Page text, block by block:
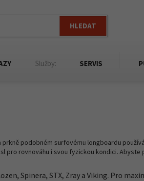
HLEDAT
Služby: SERVIS
podobném surfovému longboardu
rovnováhu i svou fyzickou kondici.
Spinera, STX, Zray a Viking. Pro